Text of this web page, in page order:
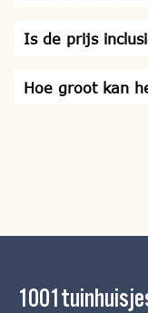
Is de prijs
Hoe groot kan